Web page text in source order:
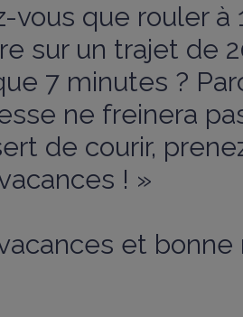
vous que rouler à
sur un trajet de
7 minutes ?
ne freinera
de courir,
! »
et bonne